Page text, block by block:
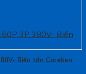
Biến tần Coreken